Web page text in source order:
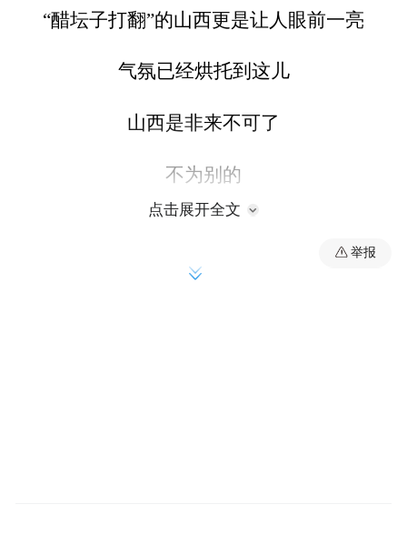
“醋坛子打翻”的山西更是让人眼前一亮
气氛已经烘托到这儿
山西是非来不可了
不为别的
寻到那需细细体会的电影感
点击展开全文
举报